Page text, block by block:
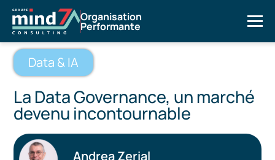
Organisation
Performante
Data & IA
La Data Governance, un marché
devenu incontournable
Andrea Zerial